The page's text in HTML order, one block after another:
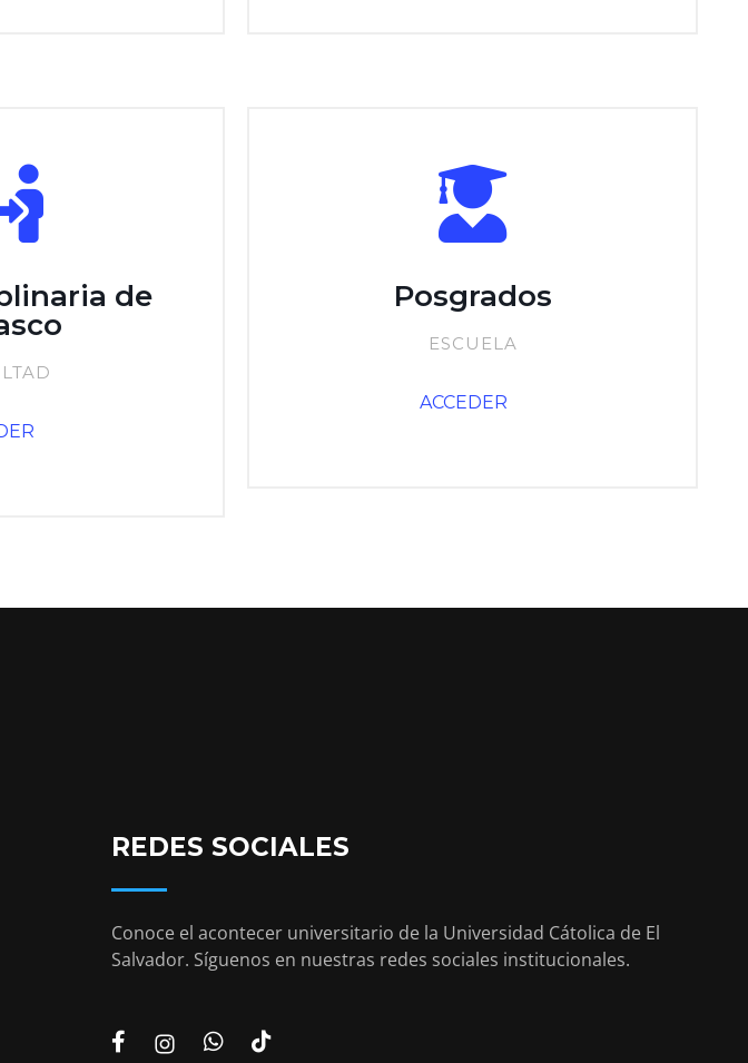
de
Posgrados
ESCUELA
ACCEDER
REDES SOCIALES
Conoce el acontecer universitario de la Universidad Cátolica de El
Salvador. Síguenos en nuestras redes sociales institucionales.